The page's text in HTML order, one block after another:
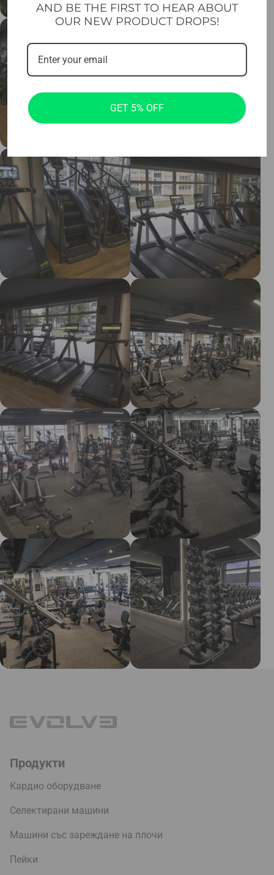
Продукти
Кардио оборудване
Селектирани машини
Машини със зареждане на плочи
Пейки
AND BE THE FIRST TO HEAR ABOUT
OUR NEW PRODUCT DROPS!
GET 5% OFF